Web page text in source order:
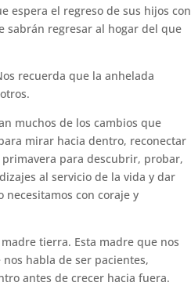
espera el regreso de sus hijos con
sabrán regresar al hogar del que
recuerda que la anhelada
muchos de los cambios que
mirar hacia dentro, reconectar
para descubrir, probar,
al servicio de la vida y dar
con coraje y
tierra. Esta madre que nos
habla de ser pacientes,
antes de crecer hacia fuera.